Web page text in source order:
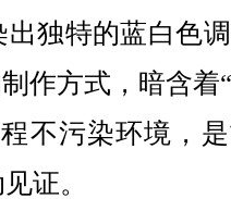
独特的蓝白色
作方式，暗含着
不污染环境，
证。